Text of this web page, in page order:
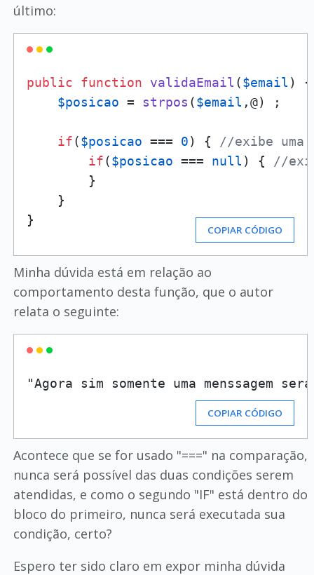
último:
public function validaEmail ($email)
$posicao = strpos ($email ,@) ;
if($posicao === 0) { //exibe uma
if($posicao === null) { //
        }
    }
}
COPIAR CÓDIGO
Minha dúvida está em relação ao
comportamento desta função, que o autor
relata o seguinte:
"Agora sim somente uma menssagem
COPIAR CÓDIGO
Acontece que se for usado "===" na comparação,
nunca será possível das duas condições serem
atendidas, e como o segundo "IF" está dentro do
bloco do primeiro, nunca será executada sua
condição, certo?
Espero ter sido claro em expor minha dúvida